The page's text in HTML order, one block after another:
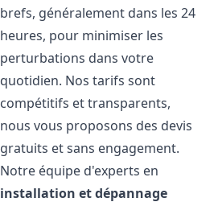
brefs, généralement dans les 24
heures, pour minimiser les
perturbations dans votre
quotidien. Nos tarifs sont
compétitifs et transparents,
nous vous proposons des devis
gratuits et sans engagement.
Notre équipe d'experts en
installation et dépannage